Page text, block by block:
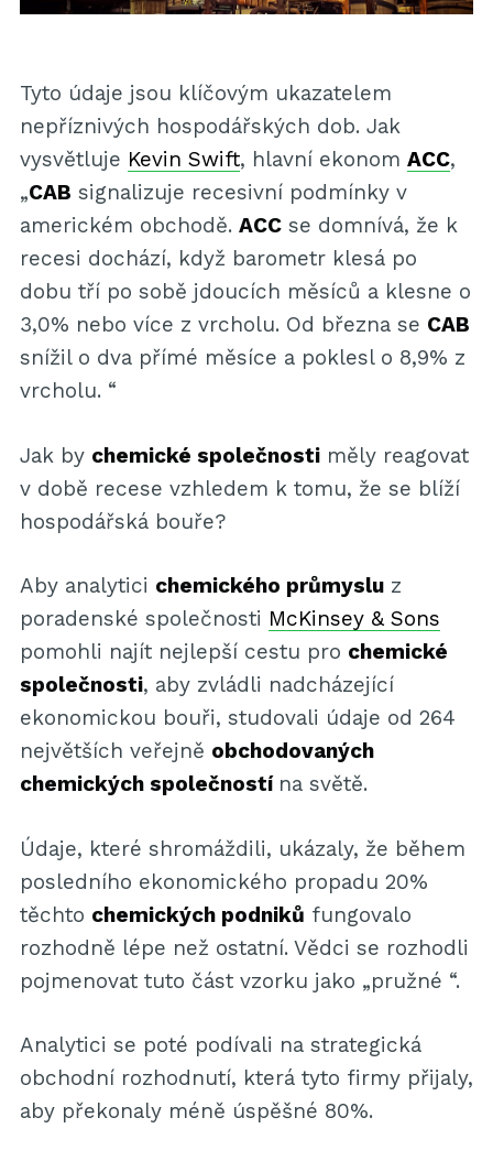
Tyto údaje jsou klíčovým ukazatelem
nepříznivých hospodářských dob. Jak
vysvětluje Kevin Swift, hlavní ekonom ACC,
„CAB signalizuje recesivní podmínky v
americkém obchodě. ACCse domnívá, že k
recesi dochází, když barometr klesá po
dobu tří po sobě jdoucích měsíců a klesne o
3,0% nebo více z vrcholu. Od března se CAB
snížil o dva přímé měsíce a poklesl o 8,9% z
vrcholu. “
Jak by chemické společnostiměly reagovat
v době recese vzhledem k tomu, že se blíží
hospodářská bouře?
Aby analytici chemického průmysluz
poradenské společnosti McKinsey & Sons
pomohli najít nejlepší cestu pro chemické
společnosti, aby zvládli nadcházející
ekonomickou bouři, studovali údaje od 264
největších veřejně obchodovaných
chemických společností na světě.
Údaje, které shromáždili, ukázaly, že během
posledního ekonomického propadu 20%
těchto chemických podniků fungovalo
rozhodně lépe než ostatní. Vědci se rozhodli
pojmenovat tuto část vzorku jako „pružné “.
Analytici se poté podívali na strategická
obchodní rozhodnutí, která tyto firmy přijaly,
aby překonaly méně úspěšné 80%.